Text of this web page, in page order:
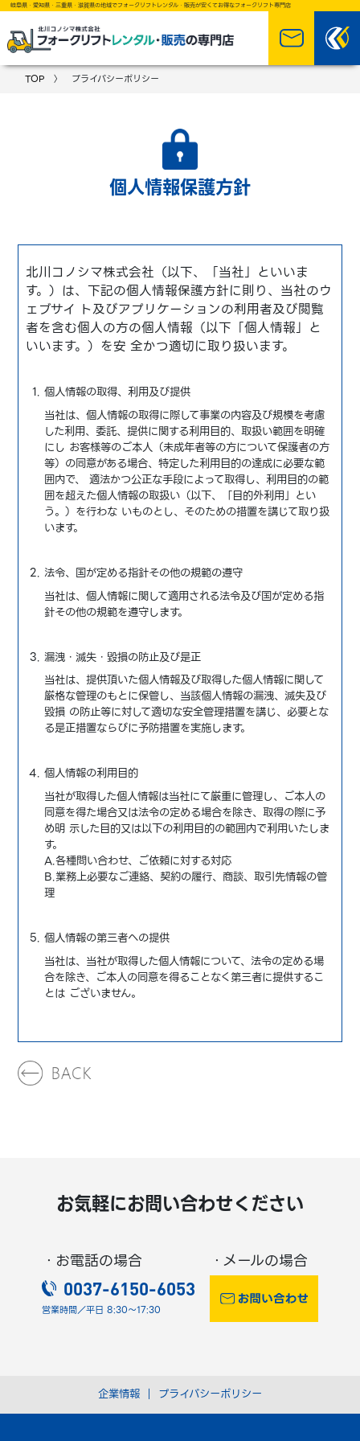
岐阜県・愛知県・三重県・滋賀県の地域でフォークリフトレンタル・販売が安くてお得なフォークリフト専門店
TOP 〉 プライバシーポリシー
個人情報保護方針
北川コノシマ株式会社（以下、「当社」といいま
す。）は、下記の個人情報保護方針に則り、当社のウ
ェブサイ ト及びアプリケーションの利用者及び閲覧
者を含む個人の方の個人情報（以下「個人情報」と
いいます。）を安 全かつ適切に取り扱います。
個人情報の取得、利用及び提供
当社は、個人情報の取得に際して事業の内容及び規模を考慮
した利用、委託、提供に関する利用目的、取扱い範囲を明確
にし お客様等のご本人（未成年者等の方について保護者の方
等）の同意がある場合、特定した利用目的の達成に必要な範
囲内で、 適法かつ公正な手段によって取得し、利用目的の範
囲を超えた個人情報の取扱い（以下、「目的外利用」とい
う。）を行わな いものとし、そのための措置を講じて取り扱
います。
法令、国が定める指針その他の規範の遵守
当社は、個人情報に関して適用される法令及び国が定める指
針その他の規範を遵守します。
漏洩・滅失・毀損の防止及び是正
当社は、提供頂いた個人情報及び取得した個人情報に関して
厳格な管理のもとに保管し、当該個人情報の漏洩、滅失及び
毀損 の防止等に対して適切な安全管理措置を講じ、必要とな
る是正措置ならびに予防措置を実施します。
個人情報の利用目的
当社が取得した個人情報は当社にて厳重に管理し、ご本人の
同意を得た場合又は法令の定める場合を除き、取得の際に予
め明 示した目的又は以下の利用目的の範囲内で利用いたしま
す。
A.各種問い合わせ、ご依頼に対する対応
B.業務上必要なご連絡、契約の履行、商談、取引先情報の管
理
個人情報の第三者への提供
当社は、当社が取得した個人情報について、法令の定める場
合を除き、ご本人の同意を得ることなく第三者に提供するこ
とは ございません。
お気軽にお問い合わせください
・お電話の場合
0037-6150-6053
営業時間／平日 8:30～17:30
・メールの場合
企業情報 ｜ プライバシーポリシー